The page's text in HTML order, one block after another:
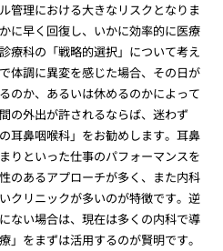
管理における大きなリスクとなりま
に早く回復し、いかに効率的に医療
療科の「戦略的選択」について考え
体調に異変を感じた場合、その日が
のか、あるいは休めるのかによって
の外出が許されるならば、迷わず
耳鼻咽喉科」をお勧めします。耳鼻
りといった仕事のパフォーマンスを
のあるアプローチが多く、また内科
クリニックが多いのが特徴です。逆
ない場合は、現在は多くの内科で導
」をまずは活用するのが賢明です。